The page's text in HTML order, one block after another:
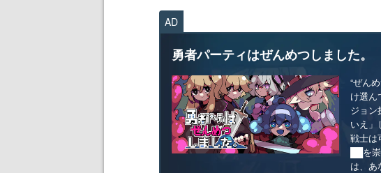
AD
勇者パーティはぜんめつしました。
“ぜん
け選ん
ジョン
いえ」
戦士は
██を
は、あ